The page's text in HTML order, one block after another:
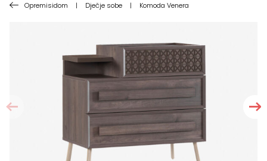
Opremisidom | Dječje sobe | Komoda Venera